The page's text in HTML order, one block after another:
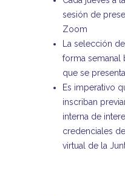
sesión de
Zoom
La selección
forma semanal
que se
Es imperativo
inscriban
interna de
credenciales
virtual de la